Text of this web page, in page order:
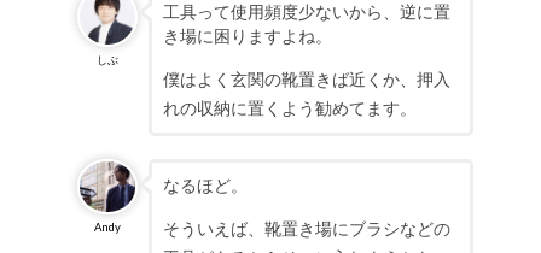
しぶ
工具って使用頻度少ないから、逆に置
き場に困りますよね。
僕はよく玄関の靴置きば近くか、押入
れの収納に置くよう勧めてます。
Andy
なるほど。
そういえば、靴置き場にブラシなどの